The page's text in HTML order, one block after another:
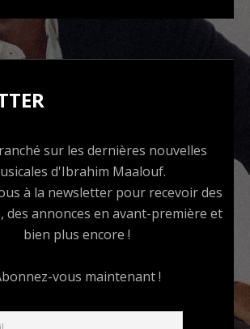
sur les dernières nouvelles
d'Ibrahim Maalouf.
à la newsletter pour recevoir des
des annonces en avant-première et
bien plus encore !
vous maintenant !